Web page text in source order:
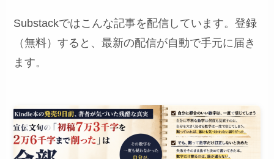
Substackではこんな記事を配信しています。登録
（無料）すると、最新の配信が自動で手元に届き
ます。